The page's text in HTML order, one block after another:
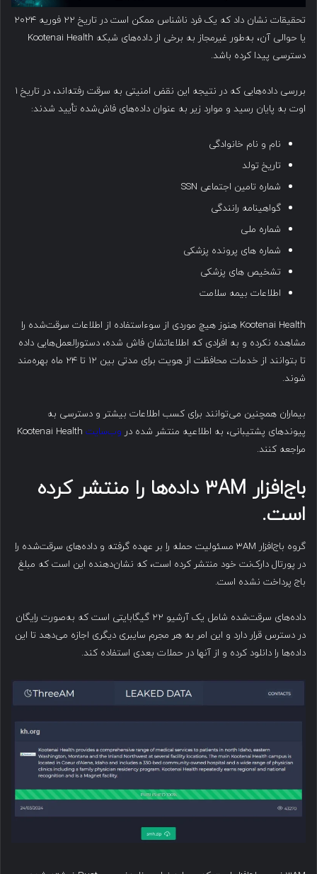
تحقیقات نشان داد که یک فرد ناشناس ممکن است در تاریخ ۲۲ فوریه ۲۰۲۴
یا حوالی آن، به‌طور غیرمجاز به برخی از داده‌های شبکه Kootenai Health
دسترسی پیدا کرده باشد.
بررسی داده‌هایی که در نتیجه این نقض امنیتی به سرقت رفته‌اند، در تاریخ ۱
اوت به پایان رسید و موارد زیر به عنوان داده‌های فاش‌شده تأیید شدند:
نام و نام خانوادگی
تاریخ تولد
شماره تامین اجتماعی SSN
گواهینامه رانندگی
شماره ملی
شماره های پرونده پزشکی
تشخیص های پزشکی
اطلاعات بیمه سلامت
Kootenai Health هنوز هیچ موردی از سوءاستفاده از اطلاعات سرقت‌شده را
مشاهده نکرده و به افرادی که اطلاعاتشان فاش شده، دستورالعمل‌هایی داده
تا بتوانند از خدمات محافظت از هویت برای مدتی بین ۱۲ تا ۲۴ ماه بهره‌مند
شوند.
بیماران همچنین می‌توانند برای کسب اطلاعات بیشتر و دسترسی به
پیوندهای پشتیبانی، به اطلاعیه منتشر شده در وب‌سایت Kootenai Health
مراجعه کنند.
باج‌افزار ۳ AM
داده‌ها را منتشر کرده
است.
گروه باج‌افزار ۳AM مسئولیت حمله را بر عهده گرفته و داده‌های سرقت‌شده را
در پورتال دارک‌نت خود منتشر کرده است، که نشان‌دهنده این است که مبلغ
باج پرداخت نشده است.
داده‌های سرقت‌شده شامل یک آرشیو ۲۲ گیگابایتی است که به‌صورت رایگان
در دسترس قرار دارد و این امر به هر مجرم سایبری دیگری اجازه می‌دهد تا این
داده‌ها را دانلود کرده و از آنها در حملات بعدی استفاده کند.